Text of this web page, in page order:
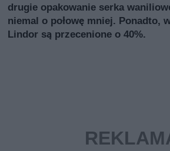
drugie opakowanie serka
niemal o połowę mniej. Ponadto,
Lindor są przecenione o 40%.